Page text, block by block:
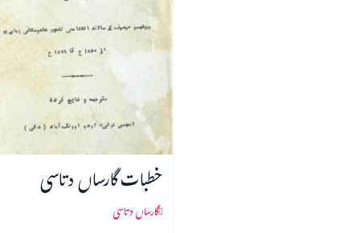
خطبات گارساں دتاسی
گارساں دتاسی